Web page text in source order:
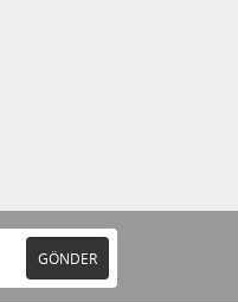
GÖNDER